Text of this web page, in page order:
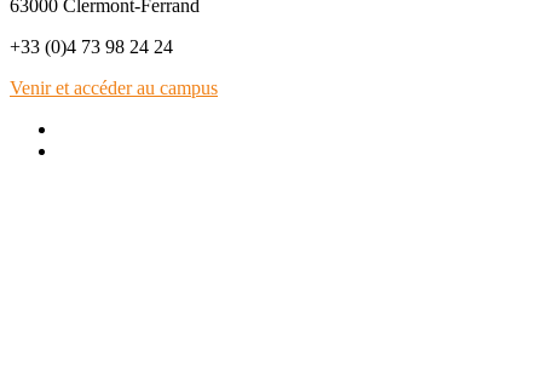
63000 Clermont-Ferrand
+33 (0)4 73 98 24 24
Venir et accéder au campus